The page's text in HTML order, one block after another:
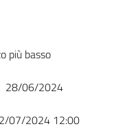
più basso
28/06/2024
07/2024 12:00